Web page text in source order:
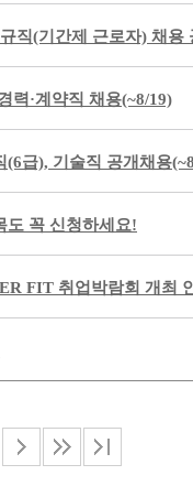
직(기간제 근로자) 채용
력·계약직 채용(~8/19)
급), 기술직 공개채용
도 꼭 신청하세요!
FIT 취업박람회 개최